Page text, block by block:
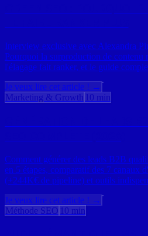
Interview exclusive avec Alexandra
Pourquoi la surproduction de contenu
l'élagage fait ranker, et le guide
Je veux lire cet article ! →
Marketing & Growth 10 min
Comment générer des leads B2B
en 5 étapes, comparatif des 7 canaux
(+244K€ de pipeline) et outils
Je veux lire cet article ! →
Méthode SEO 10 min